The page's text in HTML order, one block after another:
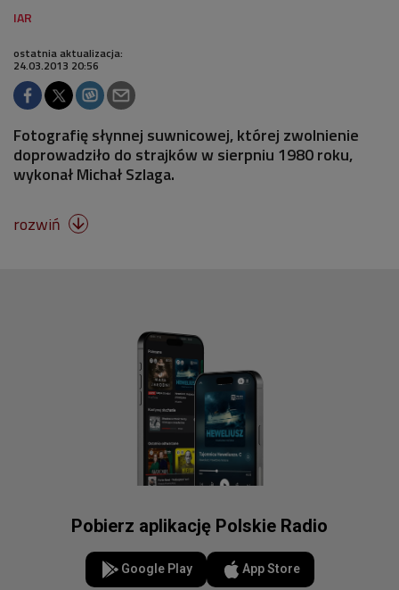
ostatnia aktualizacja:
24.03.2013 20:56
Fotografię słynnej suwnicowej, której zwolnienie
doprowadziło do strajków w sierpniu 1980 roku,
wykonał Michał Szlaga.
rozwiń 
Pobierz aplikację Polskie Radio
Google Play App Store